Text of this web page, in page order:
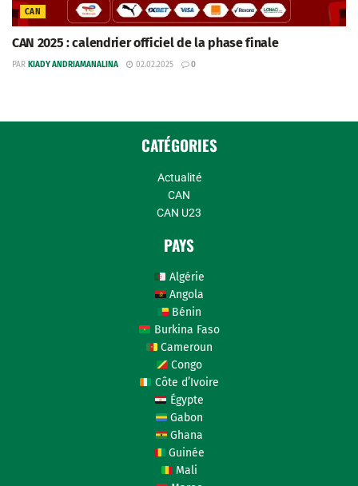
CAN
CAN 2025 : calendrier officiel de la phase finale
PAR KIADY ANDRIAMANALINA 02.02.2025 0
CATÉGORIES
Actualité
CAN
CAN U23
PAYS
Algérie
Angola
Bénin
Burkina Faso
Cameroun
Congo
Côte d’Ivoire
Égypte
Gabon
Ghana
Guinée
Mali